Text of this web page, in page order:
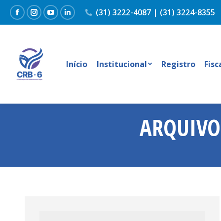
FacebookInstagram
YouTubeLinkedin
(31) 3222-4087 | (31) 3224-8355
Início Institucional Registro